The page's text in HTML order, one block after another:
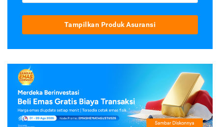
Tampilkan Produk Asuransi